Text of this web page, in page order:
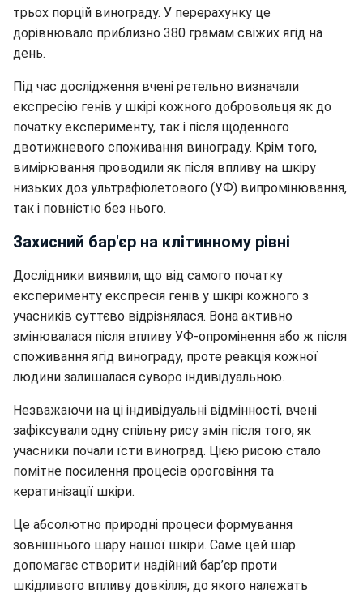
трьох порцій винограду. У перерахунку це
дорівнювало приблизно 380 грамам свіжих ягід на
день.
Під час дослідження вчені ретельно визначали
експресію генів у шкірі кожного добровольця як до
початку експерименту, так і після щоденного
двотижневого споживання винограду. Крім того,
вимірювання проводили як після впливу на шкіру
низьких доз ультрафіолетового (УФ) випромінювання,
так і повністю без нього.
Захисний бар'єр на клітинному рівні
Дослідники виявили, що від самого початку
експерименту експресія генів у шкірі кожного з
учасників суттєво відрізнялася. Вона активно
змінювалася після впливу УФ-опромінення або ж після
споживання ягід винограду, проте реакція кожної
людини залишалася суворо індивідуальною.
Незважаючи на ці індивідуальні відмінності, вчені
зафіксували одну спільну рису змін після того, як
учасники почали їсти виноград. Цією рисою стало
помітне посилення процесів ороговіння та
кератинізації шкіри.
Це абсолютно природні процеси формування
зовнішнього шару нашої шкіри. Саме цей шар
допомагає створити надійний бар’єр проти
шкідливого впливу довкілля, до якого належать